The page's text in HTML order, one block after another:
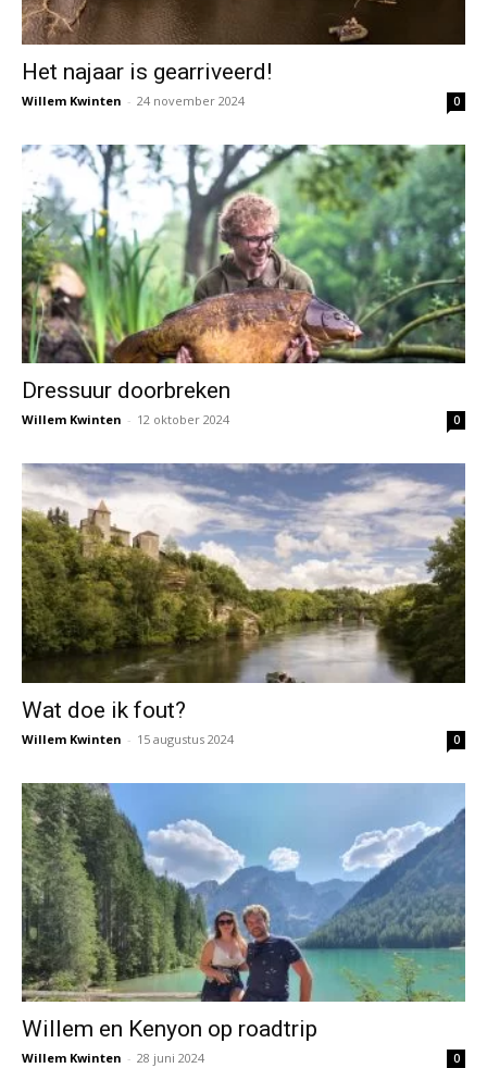
Het najaar is gearriveerd!
Willem Kwinten - 24 november 2024 0
Dressuur doorbreken
Willem Kwinten - 12 oktober 2024 0
Wat doe ik fout?
Willem Kwinten - 15 augustus 2024 0
Willem en Kenyon op roadtrip
Willem Kwinten - 28 juni 2024 0